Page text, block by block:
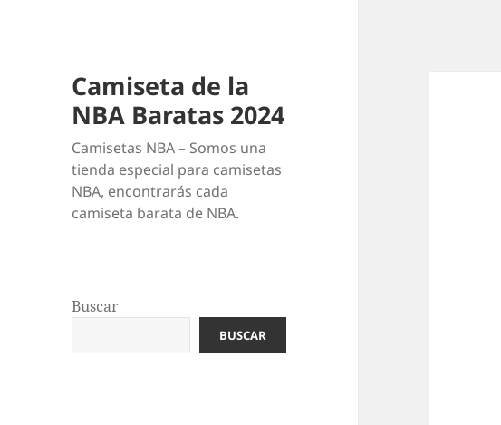
Camiseta de la
NBA Baratas 2024
Camisetas NBA – Somos una
tienda especial para camisetas
NBA, encontrarás cada
camiseta barata de NBA.
Buscar
BUSCAR